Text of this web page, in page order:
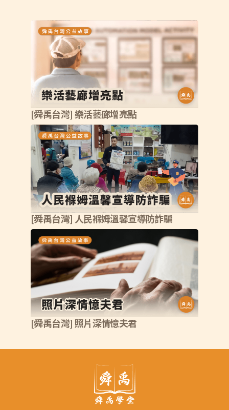
[舜禹台灣] 樂活藝廊增亮點
[舜禹台灣] 人民褓姆溫馨宣導防詐騙
[舜禹台灣] 照片深情憶夫君